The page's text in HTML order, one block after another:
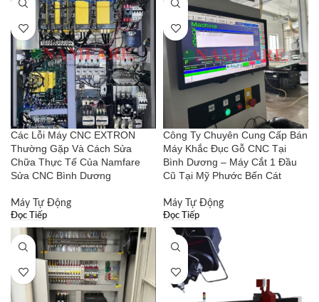
Các Lỗi Máy CNC EXTRON
Thường Gặp Và Cách Sửa
Chữa Thực Tế Của Namfare
Sửa CNC Bình Dương
Máy Tự Động
Đọc Tiếp
Công Ty Chuyên Cung Cấp Bán
Máy Khắc Đục Gỗ CNC Tại
Bình Dương – Máy Cắt 1 Đầu
Cũ Tại Mỹ Phước Bến Cát
Máy Tự Động
Đọc Tiếp